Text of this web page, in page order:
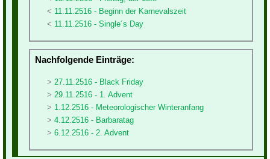
11.11.2516 - Beginn der Karnevalszeit
11.11.2516 - Single´s Day
Nachfolgende Einträge:
27.11.2516 - Black Friday
29.11.2516 - 1. Advent
1.12.2516 - Meteorologischer Winteranfang
4.12.2516 - Barbaratag
6.12.2516 - 2. Advent